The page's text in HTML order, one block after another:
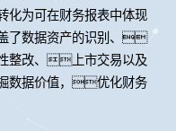
为可在财务报表中体现
了数据资产的识别、
改、上市交易以及
数据价值，优化财务